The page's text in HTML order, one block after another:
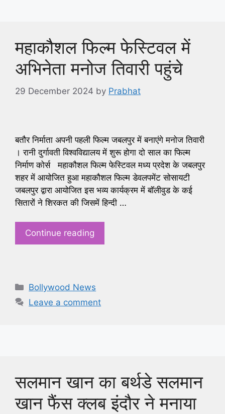
महाकौशल फिल्म फेस्टिवल में
अभिनेता मनोज तिवारी पहुंचे
29 December 2024 by Prabhat
बतौर निर्माता अपनी पहली फिल्म जबलपुर में बनाएंगे मनोज तिवारी
। रानी दुर्गावती विश्वविद्यालय में शुरू होगा दो साल का फिल्म
निर्माण कोर्स महाकौशल फिल्म फेस्टिवल मध्य प्रदेश के जबलपुर
शहर में आयोजित हुआ महाकौशल फिल्म डेवलपमेंट सोसायटी
जबलपुर द्वारा आयोजित इस भव्य कार्यक्रम में बॉलीवुड के कई
सितारों ने शिरकत की जिसमें हिन्दी …
Continue reading
Categories
Bollywood News
Leave a comment
सलमान खान का बर्थडे सलमान
खान फैंस क्लब इंदौर ने मनाया